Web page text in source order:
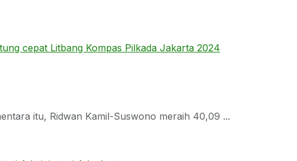
itu, Ridwan Kamil-Suswono meraih 40,09 ...